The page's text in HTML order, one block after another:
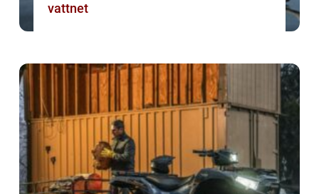
vattnet